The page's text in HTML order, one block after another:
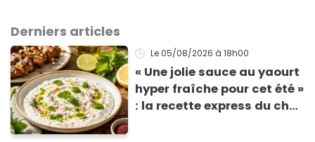
Derniers articles
Le 05/08/2026 à 18h00
« Une jolie sauce au yaourt
hyper fraîche pour cet été »
: la recette express du chef